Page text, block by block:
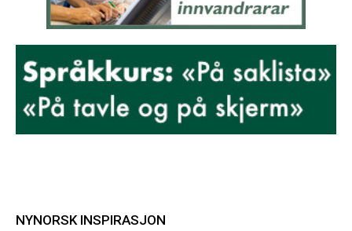
NYNORSK INSPIRASJON